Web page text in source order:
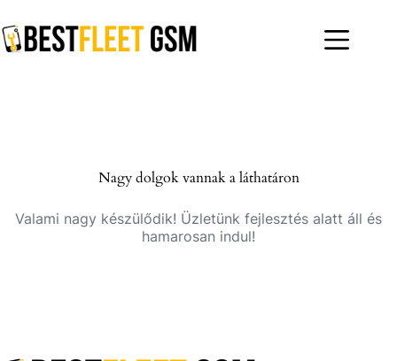
to
content
Nagy dolgok vannak a láthatáron
Valami nagy készülődik! Üzletünk fejlesztés alatt áll és
hamarosan indul!